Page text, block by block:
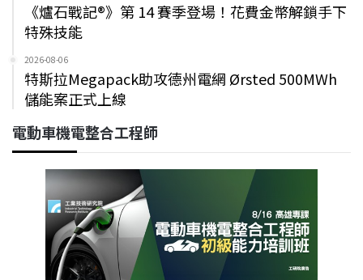
《爐石戰記®》第 14 賽季登場！花費金幣解鎖手下
特殊技能
2026-08-06
特斯拉Megapack助攻德州電網 Ørsted 500MWh
儲能案正式上線
電動車機電整合工程師